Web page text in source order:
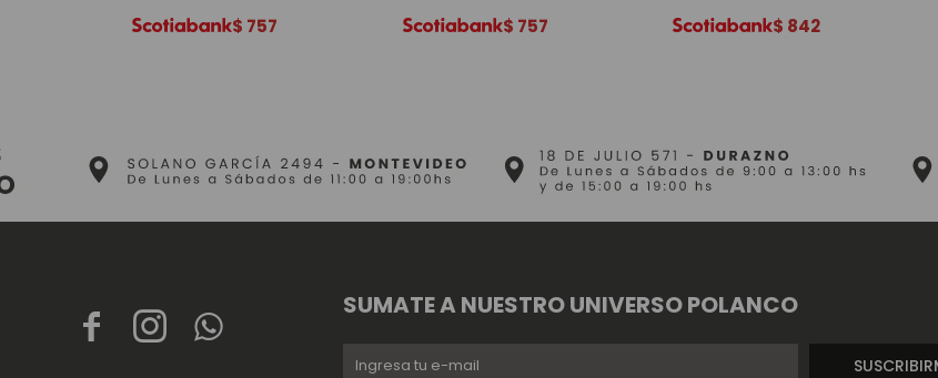
$ 757 $ 757 $ 842
  
SUMATE A NUESTRO UNIVERSO POLANCO